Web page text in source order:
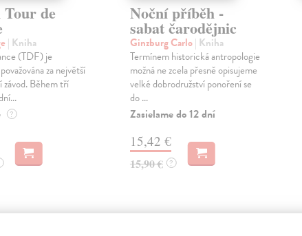
de
| Kniha
(TDF) je
za největší
Během tří
?
Noční příběh -
sabat čarodějnic
Ginzburg Carlo| Kniha
Termínem historická antropologie
možná ne zcela přesně opisujeme
velké dobrodružství ponoření se
do ...
Zasielame do 12 dní
15,42 €
15,90 € ?